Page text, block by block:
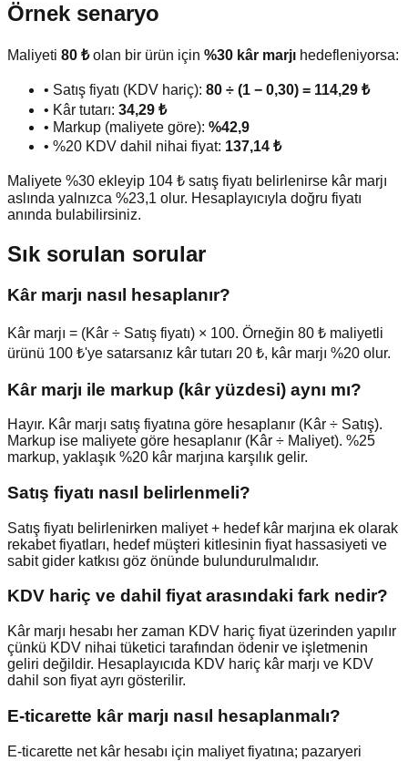
Örnek senaryo
Maliyeti 80 ₺olan bir ürün için %30 kâr marjı hedefleniyorsa:
• Satış fiyatı (KDV hariç): 80 ÷ (1 − 0,30) = 114,29 ₺
• Kâr tutarı: 34,29 ₺
• Markup (maliyete göre): %42,9
• %20 KDV dahil nihai fiyat: 137,14 ₺
Maliyete %30 ekleyip 104 ₺ satış fiyatı belirlenirse kâr marjı
aslında yalnızca %23,1 olur. Hesaplayıcıyla doğru fiyatı
anında bulabilirsiniz.
Sık sorulan sorular
Kâr marjı nasıl hesaplanır?
Kâr marjı = (Kâr ÷ Satış fiyatı) × 100. Örneğin 80 ₺ maliyetli
ürünü 100 ₺'ye satarsanız kâr tutarı 20 ₺, kâr marjı %20 olur.
Kâr marjı ile markup (kâr yüzdesi) aynı mı?
Hayır. Kâr marjı satış fiyatına göre hesaplanır (Kâr ÷ Satış).
Markup ise maliyete göre hesaplanır (Kâr ÷ Maliyet). %25
markup, yaklaşık %20 kâr marjına karşılık gelir.
Satış fiyatı nasıl belirlenmeli?
Satış fiyatı belirlenirken maliyet + hedef kâr marjına ek olarak
rekabet fiyatları, hedef müşteri kitlesinin fiyat hassasiyeti ve
sabit gider katkısı göz önünde bulundurulmalıdır.
KDV hariç ve dahil fiyat arasındaki fark nedir?
Kâr marjı hesabı her zaman KDV hariç fiyat üzerinden yapılır
çünkü KDV nihai tüketici tarafından ödenir ve işletmenin
geliri değildir. Hesaplayıcıda KDV hariç kâr marjı ve KDV
dahil son fiyat ayrı gösterilir.
E-ticarette kâr marjı nasıl hesaplanmalı?
E-ticarette net kâr hesabı için maliyet fiyatına; pazaryeri